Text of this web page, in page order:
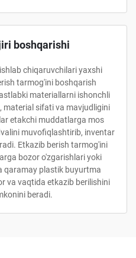
boshqarishi
chiqaruvchilari yaxshi
tarmog'ini boshqarish
materiallarni ishonchli
material sifati va mavjudligini
etakchi muddatlarga mos
muvofiqlashtirib, inventar
Etkazib berish tarmog'ini
bozor o'zgarishlari yoki
qaramay plastik buyurtma
va vaqtida etkazib berilishini
beradi.